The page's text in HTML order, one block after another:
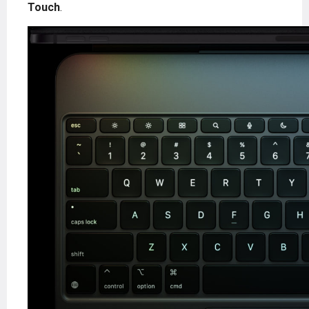
Touch.